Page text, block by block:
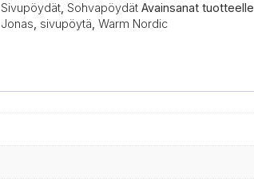
Sivupöydät, Sohvapöydät Avainsanat tuotteelle
Jonas sivupöytä Warm Nordic